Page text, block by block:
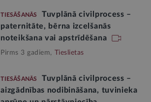
TIESĀŠANĀS
Tuvplānā civilprocess –
paternitāte, bērna izcelšanās
noteikšana vai apstrīdēšana
Pirms 3 gadiem, Tieslietas
TIESĀŠANĀS
Tuvplānā civilprocess –
aizgādnības nodibināšana, tuvinieka